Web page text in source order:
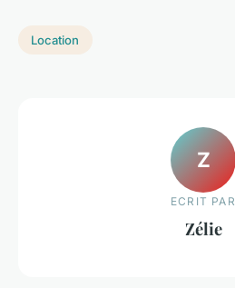
Location
Z
ECRIT PAR
Zélie